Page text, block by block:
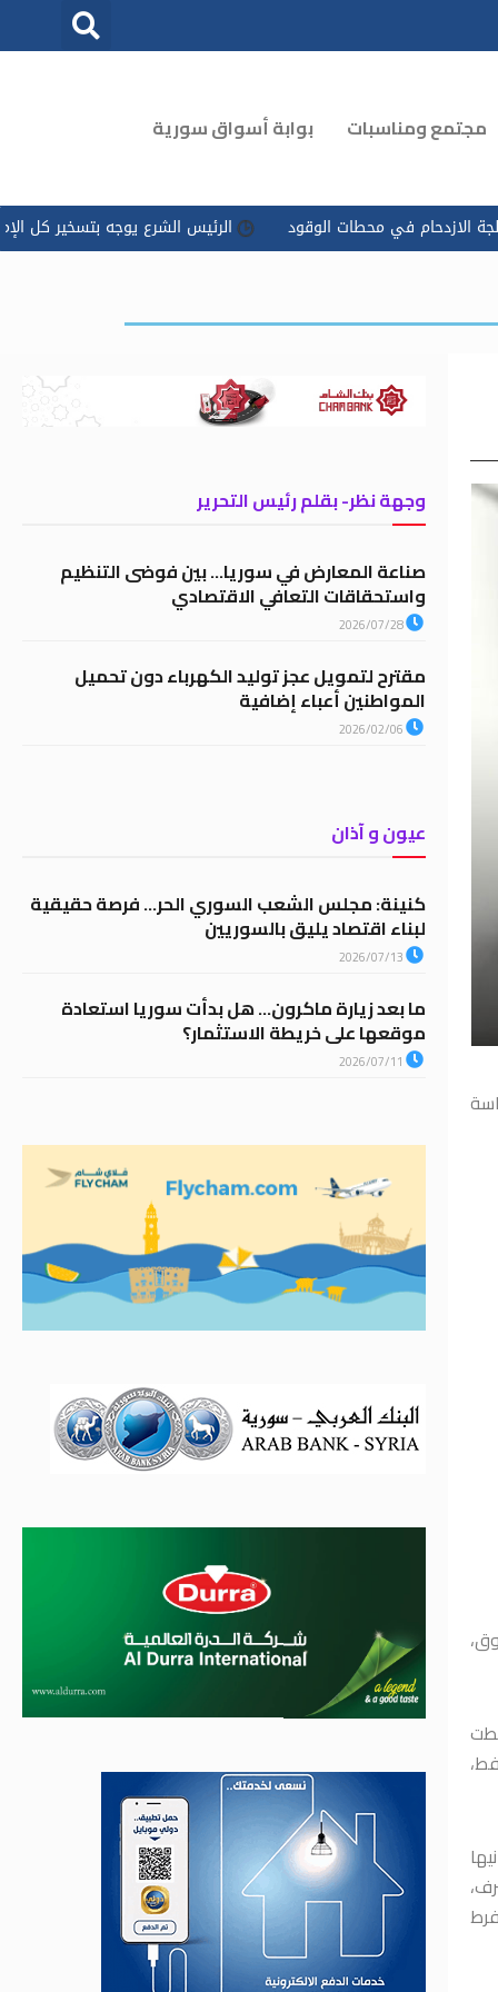
مجتمع ومناسبات بوابة أسواق سورية
محطات الوقود الرئيس الشرع يوجه بتسخير كل الإمكانات
وجهة نظر- بقلم رئيس التحرير
صناعة المعارض في سوريا… بين فوضى التنظيم
واستحقاقات التعافي الاقتصادي
2026/07/28
مقترح لتمويل عجز توليد الكهرباء دون تحميل
المواطنين أعباء إضافية
2026/02/06
عيون و آذان
كنينة: مجلس الشعب السوري الحر… فرصة حقيقية
لبناء اقتصاد يليق بالسوريين
2026/07/13
ما بعد زيارة ماكرون… هل بدأت سوريا استعادة
موقعها على خريطة الاستثمار؟
2026/07/11